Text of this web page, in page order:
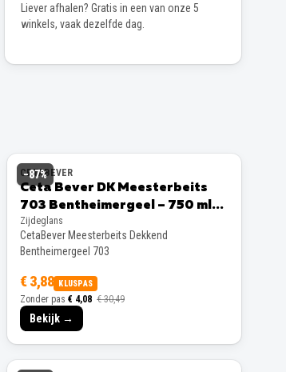
Liever afhalen? Gratis in een van onze 5
winkels, vaak dezelfde dag.
−87%
CETABEVER
Ceta Bever DK Meesterbeits
703 Bentheimergeel – 750 ml
Zijdeglans
Zijdeglans
CetaBever Meesterbeits Dekkend
Bentheimergeel 703
€ 3,88 KLUSPAS
Zonder pas € 4,08 € 30,49
Bekijk →